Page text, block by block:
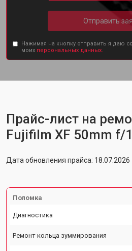
Отправить
Нажимая на кнопку отправить я даю
моих персональных данных.
Прайс-лист на
Fujifilm XF 50mm f/
Дата обновления прайса: 18.07.2026
Поломка
Диагностика
Ремонт кольца зуммирования